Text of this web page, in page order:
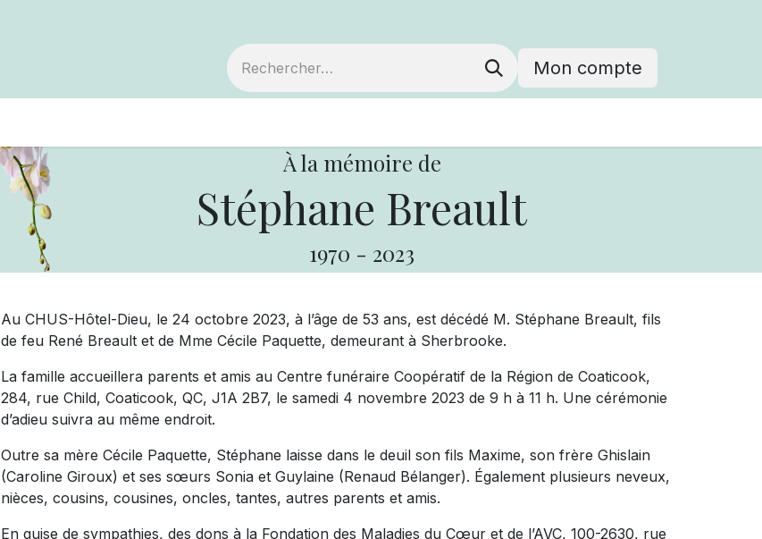
Mon compte
À la mémoire de
Stéphane Breault
1970 - 2023
Au CHUS-Hôtel-Dieu, le 24 octobre 2023, à l’âge de 53 ans, est décédé M. Stéphane Breault, fils
de feu René Breault et de Mme Cécile Paquette, demeurant à Sherbrooke.
La famille accueillera parents et amis au Centre funéraire Coopératif de la Région de Coaticook,
284, rue Child, Coaticook, QC, J1A 2B7, le samedi 4 novembre 2023 de 9 h à 11 h. Une cérémonie
d’adieu suivra au même endroit.
Outre sa mère Cécile Paquette, Stéphane laisse dans le deuil son fils Maxime, son frère Ghislain
(Caroline Giroux) et ses sœurs Sonia et Guylaine (Renaud Bélanger). Également plusieurs neveux,
nièces, cousins, cousines, oncles, tantes, autres parents et amis.
En guise de sympathies, des dons à la Fondation des Maladies du Cœur et de l’AVC, 100-2630, rue